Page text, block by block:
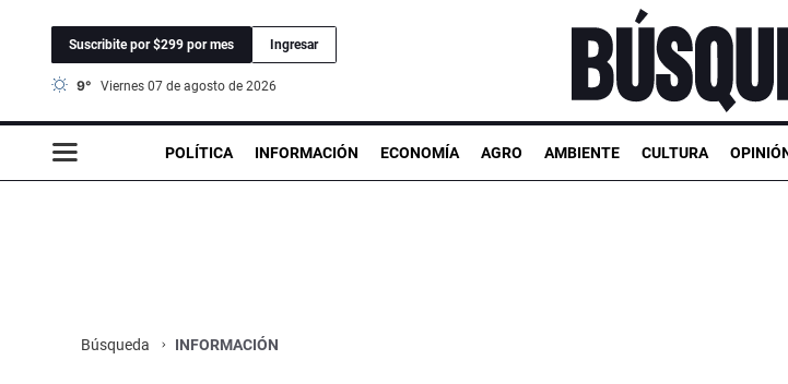
Suscribite por $299 por mes Ingresar
9° viernes 07 de agosto de 2026
POLÍTICA INFORMACIÓN ECONOMÍA AGRO AMBIENTE CULTURA
Búsqueda INFORMACIÓN